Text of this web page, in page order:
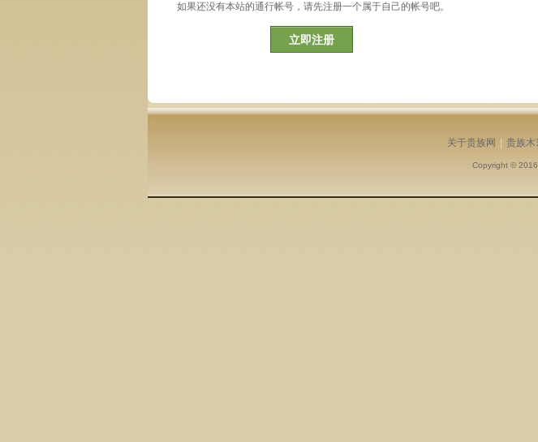
如果还没有本站的通行帐号，请先注册一个属于自己的帐号吧。
立即注册
关于贵族网 贵族木
Copyright © 2016